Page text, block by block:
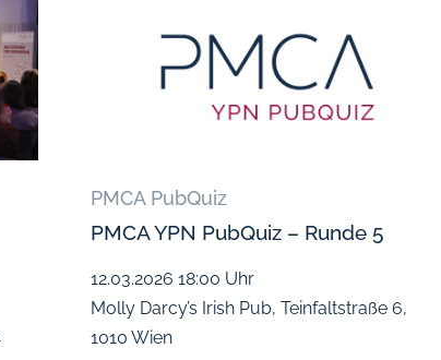
PMCA PubQuiz
PMCA YPN PubQuiz – Runde 5
12.03.2026 18:00 Uhr
Molly Darcy’s Irish Pub, Teinfaltstraße 6,
1010 Wien